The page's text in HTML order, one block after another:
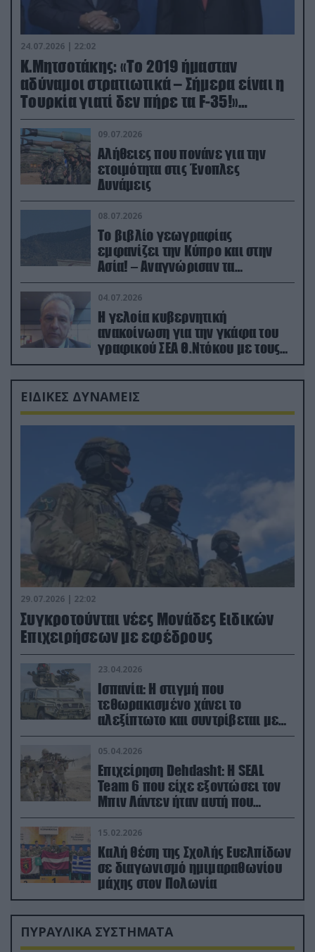
24.07.2026 | 22:02
Κ.Μητσοτάκης: «Το 2019 ήμασταν
αδύναμοι στρατιωτικά – Σήμερα είναι η
Τουρκία γιατί δεν πήρε τα F-35!»
(βίντεο)
09.07.2026
Αλήθειες που πονάνε για την
ετοιμότητα στις Ένοπλες
Δυνάμεις
08.07.2026
Το βιβλίο γεωγραφίας
εμφανίζει την Κύπρο και στην
Ασία! – Αναγνώρισαν τα
κατεχόμενα; (φωτο)
04.07.2026
Η γελοία κυβερνητική
ανακοίνωση για την γκάφα του
γραφικού ΣΕΑ Θ.Ντόκου με τους
Ρώσους φαρσέρ
ΕΙΔΙΚΕΣ ΔΥΝΑΜΕΙΣ
29.07.2026 | 22:02
Συγκροτούνται νέες Μονάδες Ειδικών
Επιχειρήσεων με εφέδρους
23.04.2026
Ισπανία: Η στιγμή που
τεθωρακισμένο χάνει το
αλεξίπτωτο και συντρίβεται με
ορμή στο έδαφος (βίντεο)
05.04.2026
Επιχείρηση Dehdasht: Η SEAL
Team 6 που είχε εξοντώσει τον
Μπιν Λάντεν ήταν αυτή που
διέσωσε τον πιλότο του F-15
15.02.2026
Καλή θέση της Σχολής Ευελπίδων
σε διαγωνισμό ημιμαραθωνίου
μάχης στον Πολωνία
ΠΥΡΑΥΛΙΚΑ ΣΥΣΤΗΜΑΤΑ